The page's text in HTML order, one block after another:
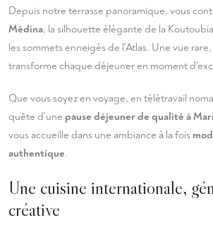
Depuis notre terrasse panoramique, vous
Médina, la silhouette élégante de la
les sommets enneigés de l'Atlas. Une vue
transforme chaque déjeuner en moment
Que vous soyez en voyage, en télétravail
quête d'une pause déjeuner de qualité à
vous accueille dans une ambiance à la fois
authentique.
Une cuisine internationale,
créative